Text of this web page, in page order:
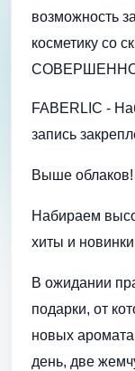
возможность
косметику со
FABERLIC -
запись
Выше облаков!
Набираем
хиты и
В ожидании
подарки, от
новых
день, две